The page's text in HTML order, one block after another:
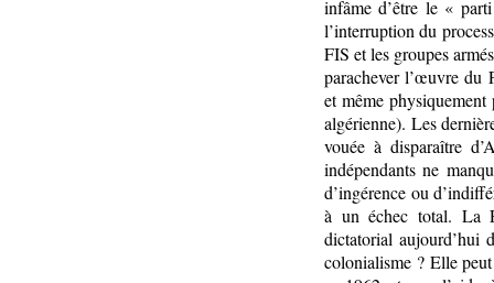
infâme d’être le «
l’interruption du
FIS et les groupes
parachever l’œuvre du
et même physiquement
algérienne). Les
vouée à disparaître
indépendants ne
d’ingérence ou
à un échec total. La
dictatorial aujourd’hui
colonialisme ? Elle